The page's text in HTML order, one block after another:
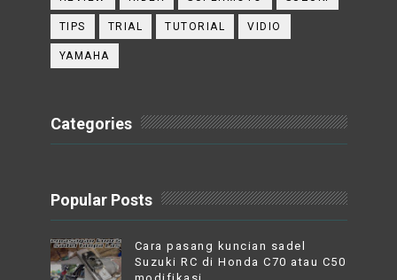
TIPS TRIAL TUTORIAL VIDIO
YAMAHA
Categories
Popular Posts
Cara pasang kuncian sadel
Suzuki RC di Honda C70 atau C50